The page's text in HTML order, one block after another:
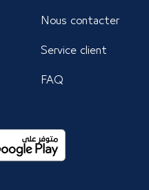
Nous contacter
Service client
FAQ